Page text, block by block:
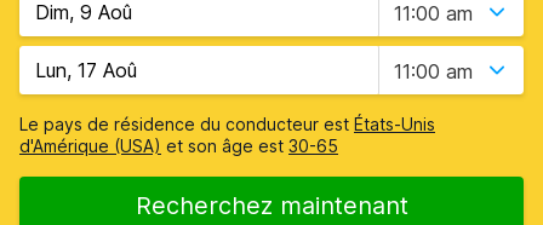
11:00 am
11:00 am
Le pays de résidence du conducteur est États-Unis
d'Amérique (USA) et son âge est 30-65
Recherchez maintenant